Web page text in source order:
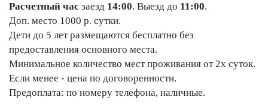
Расчетный час заезд 14:00. Выезд до 11:00.
Доп. место 1000 р. сутки.
Дети до 5 лет размещаются бесплатно без
предоставления основного места.
Минимальное количество мест проживания от 2х суток.
Если менее - цена по договоренности.
Предоплата: по номеру телефона, наличные.